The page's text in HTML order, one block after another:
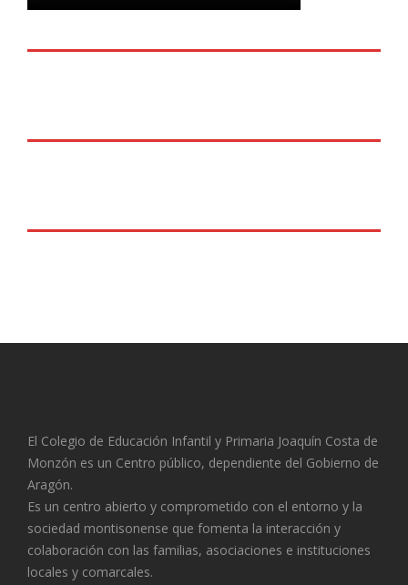
El Colegio de Educación Infantil y Primaria Joaquín Costa de
Monzón es un Centro público, dependiente del Gobierno de
Aragón.
Es un centro abierto y comprometido con el entorno y la
sociedad montisonense que fomenta la interacción y
colaboración con las familias, asociaciones e instituciones
locales y comarcales.